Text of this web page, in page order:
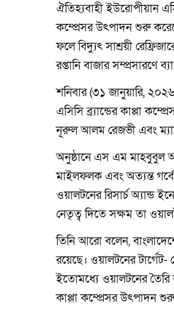
ঐতিহ্যবাহী ইউরোপীয়ান
কম্প্রেসর উৎপাদন শুরু
ফলে বিদ্যুৎ সাশ্রয়ী
রপ্তানি বাজার সম্প্রসারণে
শনিবার (৩১ জানুয়ারি,
এসিসি ব্র্যান্ডের কাপ্পা
নূরুল আলম রেজভী এবং
অনুষ্ঠানে এস এম মাহবুবুল
মাইলফলক এবং অত্যন্ত
ওয়ালটনের রিসার্চ অ্যান্ড
নেতৃত্ব দিতে সক্ষম তা
তিনি আরো বলেন,
রয়েছে। ওয়ালটনের টার্গেট-
ইতোমধ্যে ওয়ালটনের তৈরি
কাপ্পা কম্প্রেসর উৎপাদন